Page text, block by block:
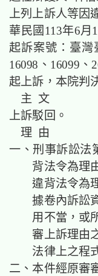
上列上訴人等
華民國113年6月
起訴案號：臺灣
16098、16099
起上訴，本院判
主 文
上訴駁回。
理 由
一、刑事訴訟法
背法令為理
違背法令為
據卷內訴訟
用不當，或
審上訴理由
法律上之程
二、本件經原審